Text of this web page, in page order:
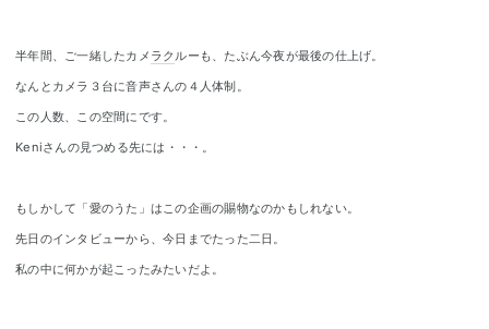
半年間、ご一緒したカメ ラク ルーも、たぶん今夜が最後の仕上げ。
なんとカメラ３台に音声さんの４人体制。
この人数、この空間にです。
Keniさんの見つめる先には・・・。
もしかして「愛のうた」はこの企画の賜物なのかもしれない。
先日のインタビューから、今日までたった二日。
私の中に何かが起こったみたいだよ。